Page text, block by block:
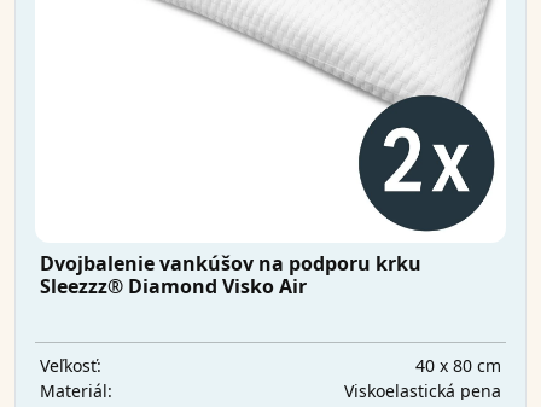
Dvojbalenie vankúšov na podporu krku
Sleezzz® Diamond Visko Air
Veľkosť:
40 x 80 cm
Materiál:
Viskoelastická pena